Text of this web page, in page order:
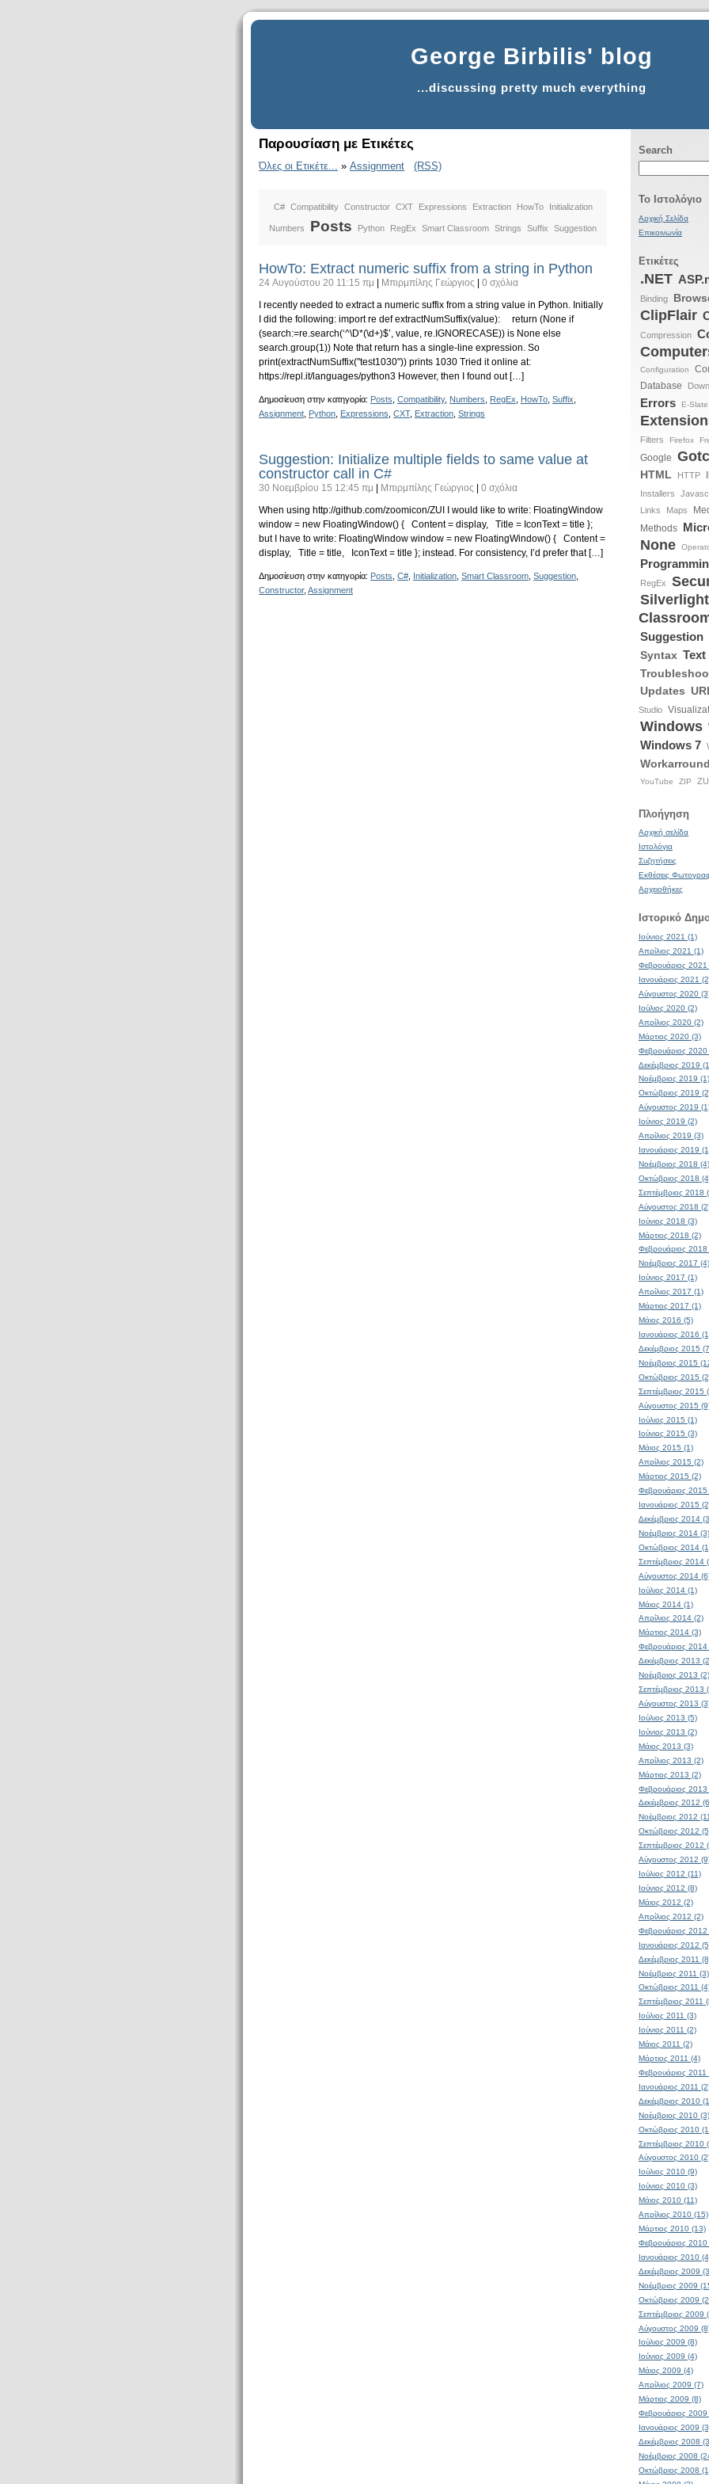
George Birbilis' blog
...discussing pretty much everything
Παρουσίαση με Ετικέτες
Όλες οι Ετικέτε... » Assignment (RSS)
C# Compatibility Constructor CXT Expressions Extraction HowTo Initialization
Numbers Posts Python RegEx Smart Classroom Strings Suffix Suggestion
HowTo: Extract numeric suffix from a string in Python
24 Αυγούστου 20 11:15 πμ Μπιρμπίλης Γεώργιος
0 σχόλια
I recently needed to extract a numeric suffix from a string value in Python. Initially
I did the following: import re def extractNumSuffix(value): return (None if
(search:=re.search(‘^\D*(\d+)$’, value, re.IGNORECASE)) is None else
search.group(1)) Note that return has a single-line expression. So
print(extractNumSuffix("test1030")) prints 1030 Tried it online at:
https://repl.it/languages/python3 However, then I found out […]
Δημοσίευση στην κατηγορία: Posts Compatibility, Numbers RegEx HowTo Suffix
Assignment Python Expressions CXT, Extraction Strings
Suggestion: Initialize multiple fields to same value at
constructor call in C#
30 Νοεμβρίου 15 12:45 πμ Μπιρμπίλης Γεώργιος
0 σχόλια
When using http://github.com/zoomicon/ZUI I would like to write: FloatingWindow
window = new FloatingWindow() { Content = display, Title = IconText = title };
but I have to write: FloatingWindow window = new FloatingWindow() { Content =
display, Title = title, IconText = title }; instead. For consistency, I’d prefer that […]
Δημοσίευση στην κατηγορία: Posts C# Initialization Smart Classroom Suggestion
Constructor, Assignment
Search
Το Ιστολόγιο
Αρχική Σελίδα
Επικοινωνία
Ετικέτες
.NET
Binding
ClipFlair
Compression
Configuration
Database
Errors E-Slate
Filters Firefox
Google
HTML HTTP
Installers
Links
Maps
Methods
None
RegEx
Silverlight
Suggestion
Syntax Text
Updates
Studio
Windows
Windows 7
Workarround
YouTube
ZIP ZUI
Πλοήγηση
Αρχική σελίδα
Ιστολόγια
Συζητήσεις
Εκθέσεις
Αρχειοθήκες
Ιστορικό
Ιούνιος 2021 (1)
Απρίλιος 2021 (1)
Φεβρουάριος 2021
Ιανουάριος 2021
Αύγουστος 2020
Ιούλιος 2020 (2)
Απρίλιος 2020 (2)
Μάρτιος 2020 (3)
Φεβρουάριος 2020
Δεκέμβριος 2019
Νοέμβριος 2019 (1)
Οκτώβριος 2019
Αύγουστος 2019
Ιούνιος 2019 (2)
Απρίλιος 2019 (3)
Ιανουάριος 2019
Νοέμβριος 2018 (4)
Οκτώβριος 2018
Σεπτέμβριος 2018
Αύγουστος 2018
Ιούνιος 2018 (3)
Μάρτιος 2018 (2)
Φεβρουάριος 2018
Νοέμβριος 2017 (4)
Ιούνιος 2017 (1)
Απρίλιος 2017 (1)
Μάρτιος 2017 (1)
Μάιος 2016 (5)
Ιανουάριος 2016
Δεκέμβριος 2015
Νοέμβριος 2015
Οκτώβριος 2015
Σεπτέμβριος 2015
Αύγουστος 2015
Ιούλιος 2015 (1)
Ιούνιος 2015 (3)
Μάιος 2015 (1)
Απρίλιος 2015 (2)
Μάρτιος 2015 (2)
Φεβρουάριος 2015
Ιανουάριος 2015
Δεκέμβριος 2014
Νοέμβριος 2014 (3)
Οκτώβριος 2014
Σεπτέμβριος 2014
Αύγουστος 2014
Ιούλιος 2014 (1)
Μάιος 2014 (1)
Απρίλιος 2014 (2)
Μάρτιος 2014 (3)
Φεβρουάριος 2014
Δεκέμβριος 2013
Νοέμβριος 2013 (2)
Σεπτέμβριος 2013
Αύγουστος 2013
Ιούλιος 2013 (5)
Ιούνιος 2013 (2)
Μάιος 2013 (3)
Απρίλιος 2013 (2)
Μάρτιος 2013 (2)
Φεβρουάριος 2013
Δεκέμβριος 2012
Νοέμβριος 2012
Οκτώβριος 2012
Σεπτέμβριος 2012
Αύγουστος 2012
Ιούλιος 2012 (11)
Ιούνιος 2012 (8)
Μάιος 2012 (2)
Απρίλιος 2012 (2)
Φεβρουάριος 2012
Ιανουάριος 2012
Δεκέμβριος 2011
Νοέμβριος 2011 (3)
Οκτώβριος 2011
Σεπτέμβριος 2011
Ιούλιος 2011 (3)
Ιούνιος 2011 (2)
Μάιος 2011 (2)
Μάρτιος 2011 (4)
Φεβρουάριος 2011
Ιανουάριος 2011
Δεκέμβριος 2010
Νοέμβριος 2010 (3)
Οκτώβριος 2010
Σεπτέμβριος 2010
Αύγουστος 2010
Ιούλιος 2010 (9)
Ιούνιος 2010 (3)
Μάιος 2010 (11)
Απρίλιος 2010 (15)
Μάρτιος 2010 (13)
Φεβρουάριος 2010
Ιανουάριος 2010
Δεκέμβριος 2009
Νοέμβριος 2009
Οκτώβριος 2009
Σεπτέμβριος 2009
Αύγουστος 2009
Ιούλιος 2009 (8)
Ιούνιος 2009 (4)
Μάιος 2009 (4)
Απρίλιος 2009 (7)
Μάρτιος 2009 (8)
Φεβρουάριος 2009
Ιανουάριος 2009
Δεκέμβριος 2008
Νοέμβριος 2008
Οκτώβριος 2008